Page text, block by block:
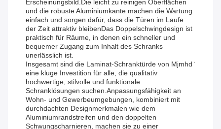
Erscheinungsbild.Die leicht zu reinigen Oberflächen
und die robuste Aluminiumkante machen die Wartung
einfach und sorgen dafür, dass die Türen im Laufe
der Zeit attraktiv bleibenDas Doppelschwingdesign ist
praktisch für Räume, in denen ein schneller und
bequemer Zugang zum Inhalt des Schranks
unerlässlich ist.
Insgesamt sind die Laminat-Schranktürde von Mjmhd ̇
eine kluge Investition für alle, die qualitativ
hochwertige, stilvolle und funktionale
Schranklösungen suchen.Anpassungsfähigkeit an
Wohn- und Gewerbeumgebungen, kombiniert mit
durchdachten Designmerkmalen wie dem
Aluminiumrandstreifen und den doppelten
Schwungscharnieren, machen sie zu einer